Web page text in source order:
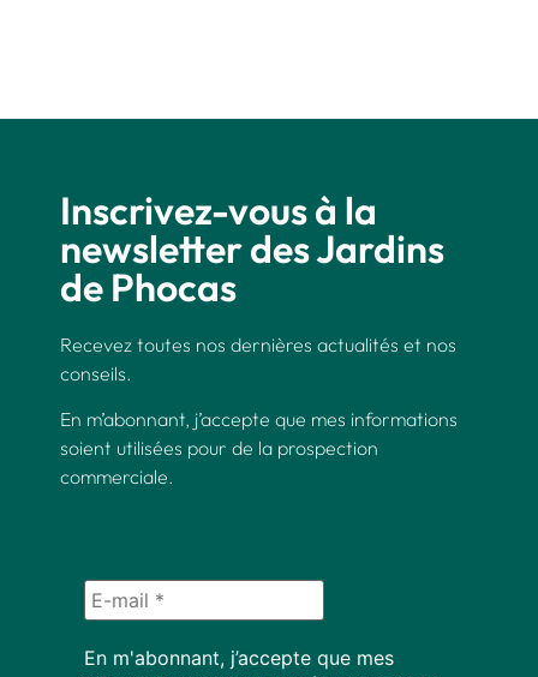
Inscrivez-vous à la
newsletter des Jardins
de Phocas
Recevez toutes nos dernières actualités et nos
conseils.
En m’abonnant, j’accepte que mes informations
soient utilisées pour de la prospection
commerciale.
En m'abonnant, j’accepte que mes